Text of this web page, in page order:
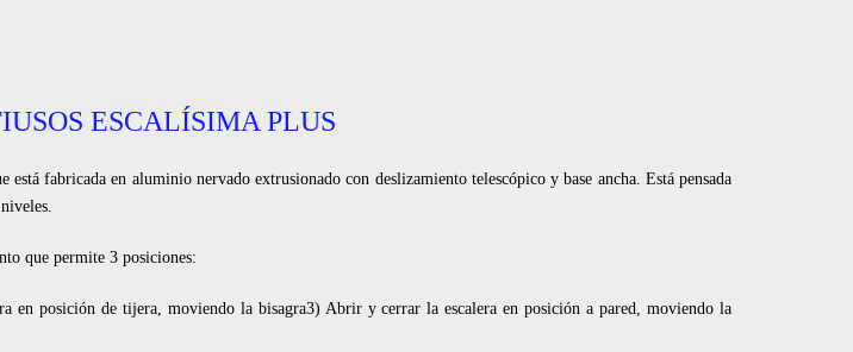
ESCALÍSIMA PLUS
fabricada en aluminio nervado extrusionado con deslizamiento telescópico y base ancha. Está pensada
que permite 3 posiciones:
en posición de tijera, moviendo la bisagra3) Abrir y cerrar la escalera en posición a pared, moviendo la